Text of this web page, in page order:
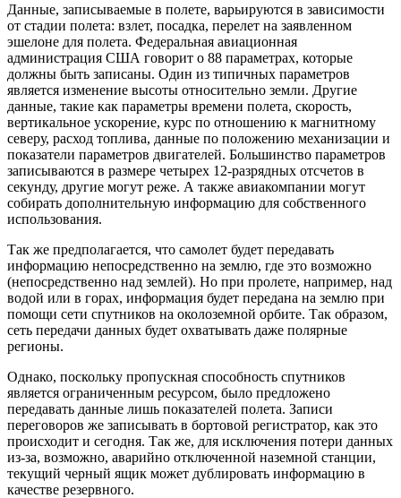
Данные, записываемые в полете, варьируются в зависимости
от стадии полета: взлет, посадка, перелет на заявленном
эшелоне для полета. Федеральная авиационная
администрация США говорит о 88 параметрах, которые
должны быть записаны. Один из типичных параметров
является изменение высоты относительно земли. Другие
данные, такие как параметры времени полета, скорость,
вертикальное ускорение, курс по отношению к магнитному
северу, расход топлива, данные по положению механизации и
показатели параметров двигателей. Большинство параметров
записываются в размере четырех 12-разрядных отсчетов в
секунду, другие могут реже. А также авиакомпании могут
собирать дополнительную информацию для собственного
использования.
Так же предполагается, что самолет будет передавать
информацию непосредственно на землю, где это возможно
(непосредственно над землей). Но при пролете, например, над
водой или в горах, информация будет передана на землю при
помощи сети спутников на околоземной орбите. Так образом,
сеть передачи данных будет охватывать даже полярные
регионы.
Однако, поскольку пропускная способность спутников
является ограниченным ресурсом, было предложено
передавать данные лишь показателей полета. Записи
переговоров же записывать в бортовой регистратор, как это
происходит и сегодня. Так же, для исключения потери данных
из-за, возможно, аварийно отключенной наземной станции,
текущий черный ящик может дублировать информацию в
качестве резервного.